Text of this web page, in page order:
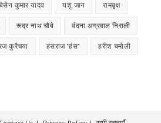
कुमार यादव यशु जान रामबृक्ष
रूद्र नाथ चौबे वंदना अग्रवाल निराली
कुरैचया हंसराज "हंस" हरीश चमोली